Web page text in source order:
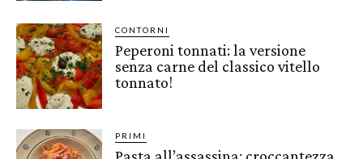
CONTORNI
Peperoni tonnati: la versione
senza carne del classico vitello
tonnato!
PRIMI